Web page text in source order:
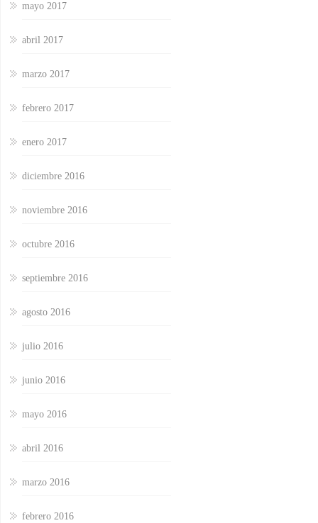
mayo 2017
abril 2017
marzo 2017
febrero 2017
enero 2017
diciembre 2016
noviembre 2016
octubre 2016
septiembre 2016
agosto 2016
julio 2016
junio 2016
mayo 2016
abril 2016
marzo 2016
febrero 2016